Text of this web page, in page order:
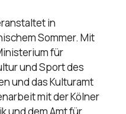
in
Sommer. Mit
für
und Sport des
und das Kulturamt
mit der Kölner